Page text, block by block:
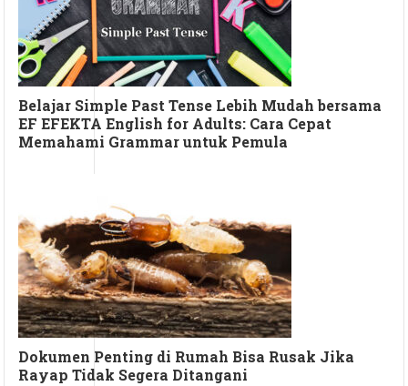
Belajar Simple Past Tense Lebih Mudah bersama
EF EFEKTA English for Adults: Cara Cepat
Memahami Grammar untuk Pemula
Dokumen Penting di Rumah Bisa Rusak Jika
Rayap Tidak Segera Ditangani